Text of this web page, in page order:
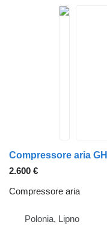
2.600 €
Compressore aria
Polonia, Lipno